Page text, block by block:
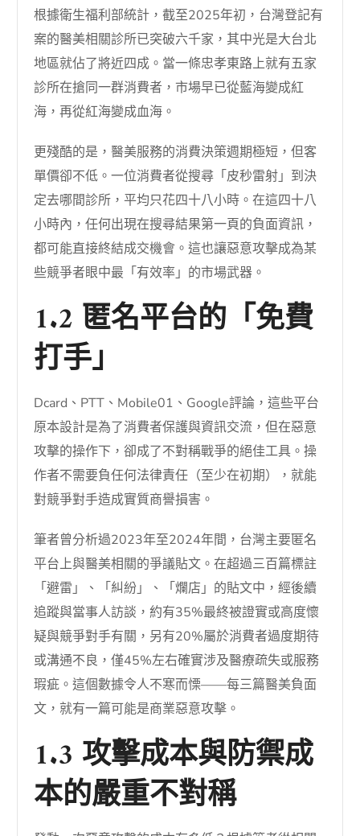
根據衛生福利部統計，截至2025年初，台灣登記有
案的醫美相關診所已突破六千家，其中光是大台北
地區就佔了將近四成。當一條忠孝東路上就有五家
診所在搶同一群消費者，市場早已從藍海變成紅
海，再從紅海變成血海。
更殘酷的是，醫美服務的消費決策週期極短，但客
單價卻不低。一位消費者從搜尋「皮秒雷射」到決
定去哪間診所，平均只花四十八小時。在這四十八
小時內，任何出現在搜尋結果第一頁的負面資訊，
都可能直接終結成交機會。這也讓惡意攻擊成為某
些競爭者眼中最「有效率」的市場武器。
1.2 匿名平台的「免費
打手」
Dcard、PTT、Mobile01、Google評論，這些平台
原本設計是為了消費者保護與資訊交流，但在惡意
攻擊的操作下，卻成了不對稱戰爭的絕佳工具。操
作者不需要負任何法律責任（至少在初期），就能
對競爭對手造成實質商譽損害。
筆者曾分析過2023年至2024年間，台灣主要匿名
平台上與醫美相關的爭議貼文。在超過三百篇標註
「避雷」、「糾紛」、「爛店」的貼文中，經後續
追蹤與當事人訪談，約有35%最終被證實或高度懷
疑與競爭對手有關，另有20%屬於消費者過度期待
或溝通不良，僅45%左右確實涉及醫療疏失或服務
瑕疵。這個數據令人不寒而慄——每三篇醫美負面
文，就有一篇可能是商業惡意攻擊。
1.3 攻擊成本與防禦成
本的嚴重不對稱